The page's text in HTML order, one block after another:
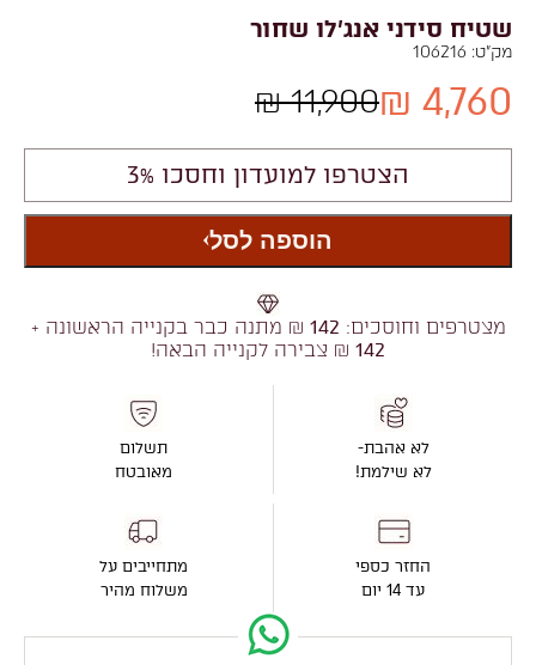
שטיח סידני אנג'לו שחור
מק"ט: 106216
11,900 ₪ 4,760 ₪
הצטרפו למועדון וחסכו 3%
הוספה לסל
מצטרפים וחוסכים: 142 ₪ מתנה כבר בקנייה הראשונה +
142 ₪ צבירה לקנייה הבאה!
לא אהבת-
לא שילמת!
החזר כספי
עד 14 יום
תשלום
מאובטח
מתחייבים על
משלוח מהיר